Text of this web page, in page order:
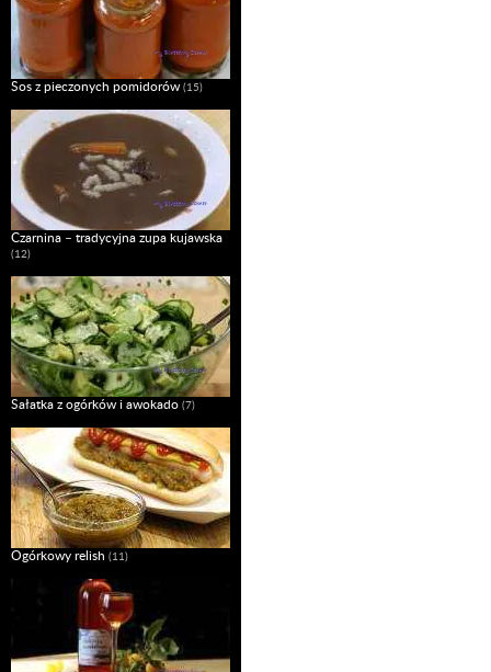
Sos z pieczonych pomidorów (15)
Czarnina – tradycyjna zupa kujawska
(12)
Sałatka z ogórków i awokado (7)
Ogórkowy relish (11)